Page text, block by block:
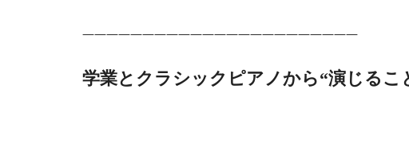
———————————————————————
学業とクラシックピアノから“演じるこ